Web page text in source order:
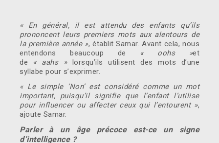
« En général, il est attendu des enfants qu’ils
prononcent leurs premiers mots aux alentours de
la première année », établit Samar. Avant cela, nous
entendons beaucoup de
« oohs »et
de « aahs » lorsqu’ils utilisent des mots d’une
syllabe pour s’exprimer.
« Le simple ‘Non’ est considéré comme un mot
important, puisqu’il signifie que l’enfant l’utilise
pour influencer ou affecter ceux qui l’entourent »,
ajoute Samar.
Parler à un âge précoce est-ce un signe
d’intelligence ?